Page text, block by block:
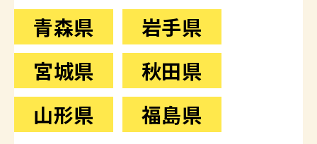
青森県
岩手県
宮城県
秋田県
山形県
福島県